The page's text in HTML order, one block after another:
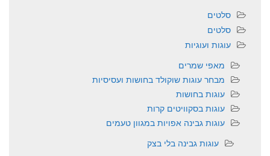
סלטים
סלטים
עוגות ועוגיות
מאפי שמרים
מבחר עוגות שוקולד בחושות ועסיסיות
עוגות בחושות
עוגות בסקוויטים קרות
עוגות גבינה אפויות במגוון טעמים
עוגות גבינה בלי בצק